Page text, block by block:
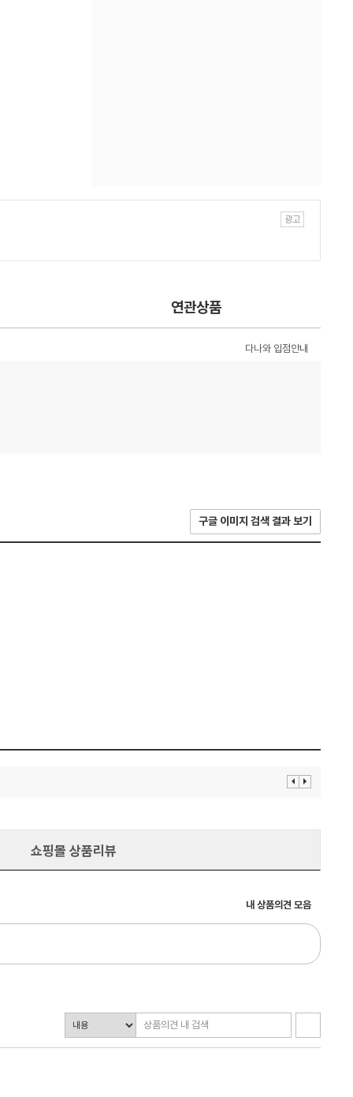
연관상품
다나와 입점안내
구글 이미지 검색 결과 보기
이 다
쇼핑몰 상품리뷰
내 상품의견 모음